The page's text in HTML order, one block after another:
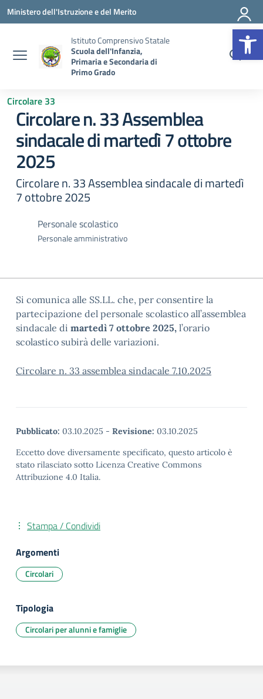
Vai ai contenuti
Vai al menu di navigazione
Vai al footer
Ministero dell'Istruzione e del Merito
Istituto Comprensivo Statale
Scuola dell'Infanzia,
Primaria e Secondaria di
Primo Grado
Circolare 33
Circolare n. 33 Assemblea
sindacale di martedì 7 ottobre
2025
Circolare n. 33 Assemblea sindacale di martedì
7 ottobre 2025
Personale scolastico
Personale amministrativo
Si comunica alle SS.LL. che, per consentire la
partecipazione del personale scolastico all’assemblea
sindacale di martedì 7 ottobre 2025, l’orario
scolastico subirà delle variazioni.
Circolare n. 33 assemblea sindacale 7.10.2025
Pubblicato: 03.10.2025 - Revisione: 03.10.2025
Eccetto dove diversamente specificato, questo articolo è
stato rilasciato sotto Licenza Creative Commons
Attribuzione 4.0 Italia.
Stampa / Condividi
Argomenti
Circolari
Tipologia
Circolari per alunni e famiglie